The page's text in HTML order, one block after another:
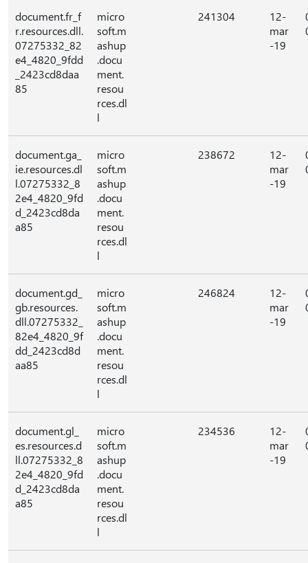
document.fr_f
r.resources.dll.
07275332_82
e4_4820_9fdd
_2423cd8daa
85
micro
soft.m
ashup
.docu
ment.
resou
rces.dl
l
241304
12-
mar
-19
document.ga_
ie.resources.dl
l.07275332_8
2e4_4820_9fd
d_2423cd8da
a85
micro
soft.m
ashup
.docu
ment.
resou
rces.dl
l
238672
12-
mar
-19
document.gd_
gb.resources.
dll.07275332_
82e4_4820_9f
dd_2423cd8d
aa85
micro
soft.m
ashup
.docu
ment.
resou
rces.dl
l
246824
12-
mar
-19
document.gl_
es.resources.d
ll.07275332_8
2e4_4820_9fd
d_2423cd8da
a85
micro
soft.m
ashup
.docu
ment.
resou
rces.dl
l
234536
12-
mar
-19